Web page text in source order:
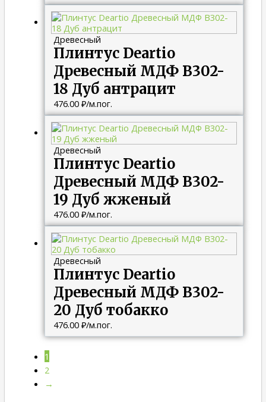
Древесный
Плинтус Deartio
Древесный МДФ B302-
18 Дуб антрацит
476.00 ₽/м.пог.
Древесный
Плинтус Deartio
Древесный МДФ B302-
19 Дуб жженый
476.00 ₽/м.пог.
Древесный
Плинтус Deartio
Древесный МДФ B302-
20 Дуб тобакко
476.00 ₽/м.пог.
1
2
→